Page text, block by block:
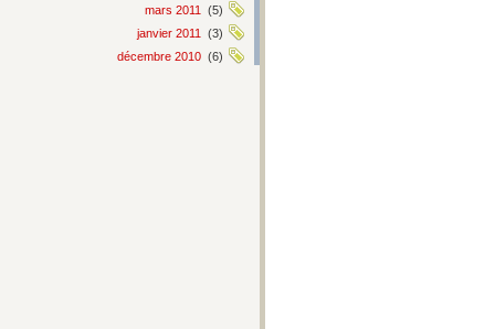
mars 2011
(5)
janvier 2011
(3)
décembre 2010 (6)